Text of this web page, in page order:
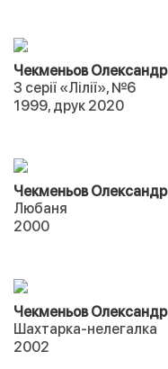
Чекменьов Олександр
З серії «Лілії», №6
1999, друк 2020
Чекменьов Олександр
Любаня
2000
Чекменьов Олександр
Шахтарка-нелегалка
2002